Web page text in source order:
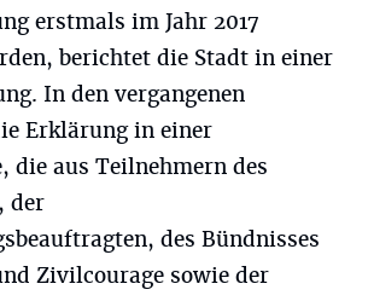
erstmals im Jahr 2017
berichtet die Stadt in einer
In den vergangenen
Erklärung in einer
die aus Teilnehmern des
der
des Bündnisses
Zivilcourage sowie der